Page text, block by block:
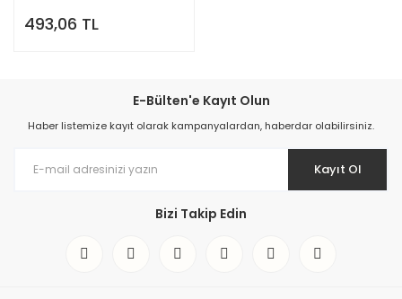
493,06 TL
E-Bülten'e Kayıt Olun
Haber listemize kayıt olarak kampanyalardan, haberdar olabilirsiniz.
Kayıt Ol
Bizi Takip Edin